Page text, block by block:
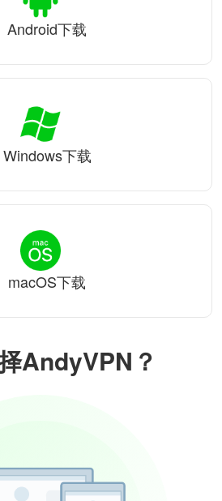
AndyVPN？
Android下载
Windows下载
macOS下载